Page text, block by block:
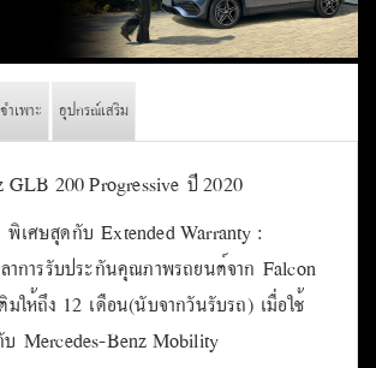
เพาะ อุปกรณ์เสริม
GLB 200 Progressive ปี 2020
เศษสุดกับ Extended Warranty :
ลาการรับประกันคุณภาพรถยนต์จาก Falcon
ให้ถึง 12 เดือน(นับจากวันรับรถ) เมื่อใช้
Mercedes-Benz Mobility